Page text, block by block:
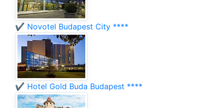
✔️ Novotel Budapest City ****
✔️ Hotel Gold Buda Budapest ****